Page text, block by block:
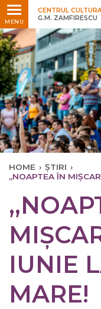
MENU
CENTRUL
G.M. ZAMFIRESCU
HOME › ȘTIRI ›
,,NOAPTEA ÎN
IUNIE
MARE!